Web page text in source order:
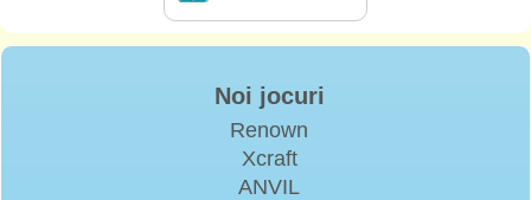
Noi jocuri
Renown
Xcraft
ANVIL